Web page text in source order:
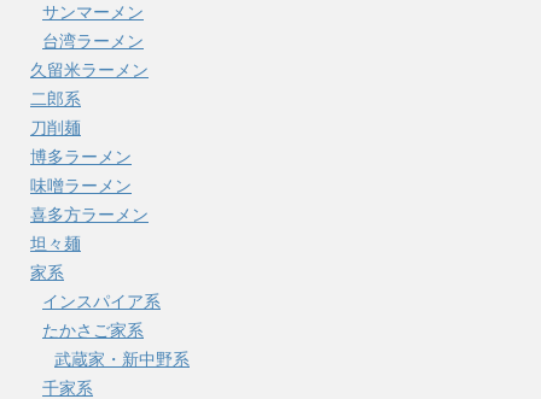
サンマーメン
台湾ラーメン
久留米ラーメン
二郎系
刀削麺
博多ラーメン
味噌ラーメン
喜多方ラーメン
坦々麺
家系
インスパイア系
たかさご家系
武蔵家・新中野系
千家系